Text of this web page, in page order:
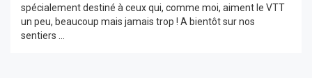
spécialement destiné à ceux qui, comme moi, aiment le VTT
un peu, beaucoup mais jamais trop ! A bientôt sur nos
sentiers ...